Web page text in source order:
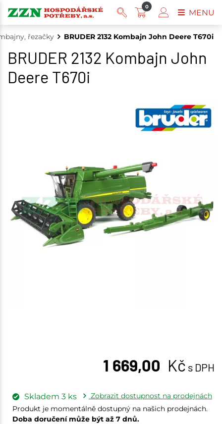
řezačky BRUDER 2132 Kombajn John Deere T670i
BRUDER 2132 Kombajn John
Deere T670i
1 669,00 Kč s DPH
Skladem 3 ks
Zobrazit dostupnost na prodejnách
Produkt je momentálně dostupný na našich prodejnách.
Doba doručení může být až 7 dnů.
0
MENU